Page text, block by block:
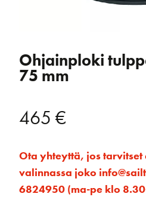
Ohjainploki
75 mm
465 €
Ota yhteyttä, jos tarvitset
valinnassa joko
6824950 (ma-pe klo